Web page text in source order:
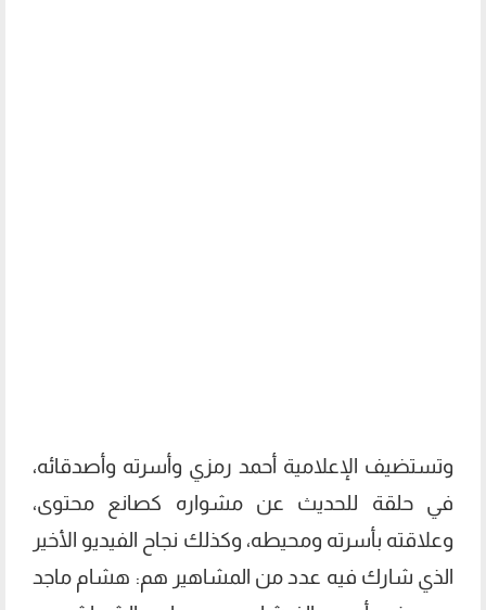
وتستضيف الإعلامية أحمد رمزي وأسرته وأصدقائه،
في حلقة للحديث عن مشواره كصانع محتوى،
وعلاقته بأسرته ومحيطه، وكذلك نجاح الفيديو الأخير
الذي شارك فيه عدد من المشاهير هم: هشام ماجد